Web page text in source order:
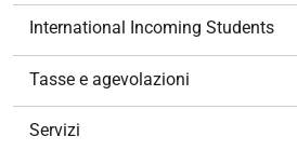
International Incoming Students
Tasse e agevolazioni
Servizi